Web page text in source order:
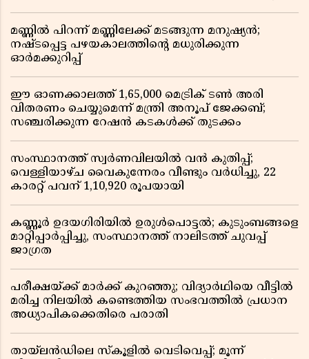
മണ്ണിൽ പിറന്ന് മണ്ണിലേക്ക് മടങ്ങുന്ന മനുഷ്യൻ;
നഷ്ടപ്പെട്ട പഴയകാലത്തിൻ്റെ മധുരിക്കുന്ന
ഓർമക്കുറിപ്പ്
ഈ ഓണക്കാലത്ത് 1,65,000 മെട്രിക് ടൺ അരി
വിതരണം ചെയ്യുമെന്ന് മന്ത്രി അനൂപ് ജേക്കബ്;
സഞ്ചരിക്കുന്ന റേഷൻ കടകൾക്ക് തുടക്കം
സംസ്ഥാനത്ത് സ്വർണവിലയിൽ വൻ കുതിപ്പ്;
വെള്ളിയാഴ്ച വൈകുന്നേരം വീണ്ടും വർധിച്ചു, 22
കാരറ്റ് പവന് 1,10,920 രൂപയായി
കണ്ണൂർ ഉദയഗിരിയിൽ ഉരുൾപൊട്ടൽ; കുടുംബങ്ങളെ
മാറ്റിപ്പാർപ്പിച്ചു, സംസ്ഥാനത്ത് നാലിടത്ത് ചുവപ്പ്
ജാഗ്രത
പരീക്ഷയ്ക്ക് മാർക്ക് കുറഞ്ഞു; വിദ്യാർഥിയെ വീട്ടിൽ
മരിച്ച നിലയിൽ കണ്ടെത്തിയ സംഭവത്തിൽ പ്രധാന
അധ്യാപികക്കെതിരെ പരാതി
തായ്‌ലൻഡിലെ സ്‌കൂളിൽ വെടിവെപ്പ്; മൂന്ന്